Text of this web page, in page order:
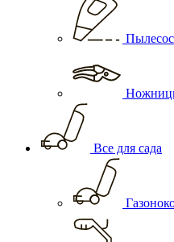
Все для сада